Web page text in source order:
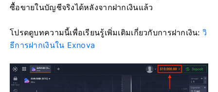
ซื้อขายในบัญชีจริงได้หลังจากฝากเงินแล้ว
โปรดดูบทความนี้เพื่อเรียนรู้เพิ่มเติมเกี่ยวกับการฝากเงิน:วิ
ธีการฝากเงินใน Exnova